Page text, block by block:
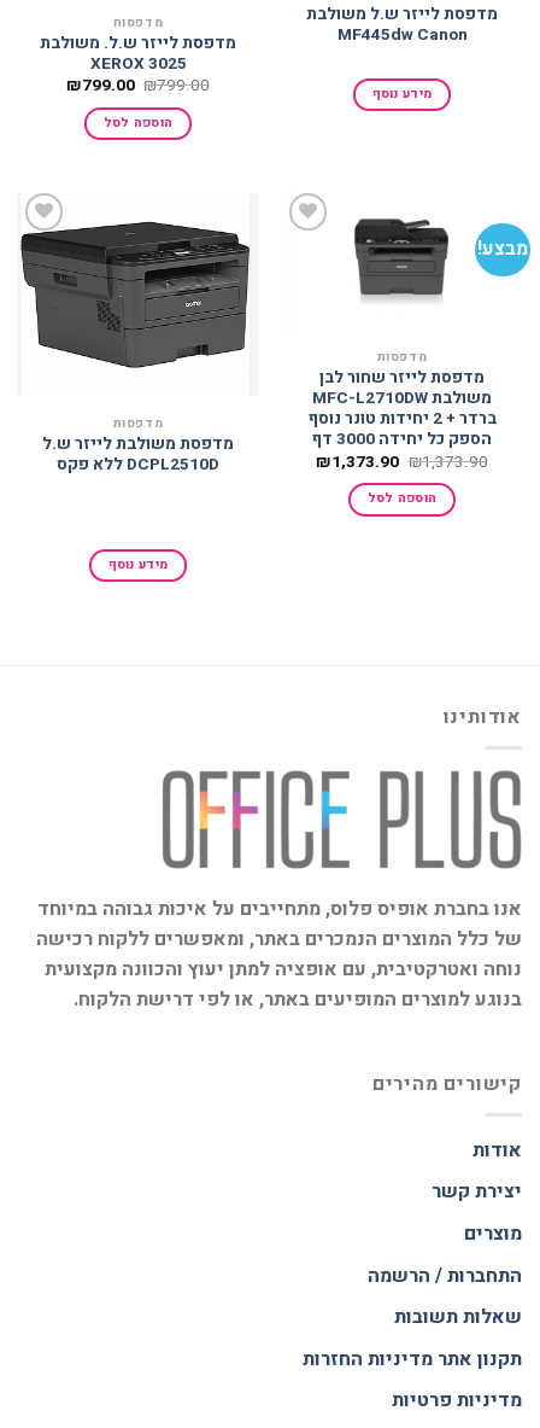
מדפסת לייזר ש.ל משולבת
MF445dw Canon
מידע נוסף
מדפסות
מדפסת לייזר ש.ל. משולבת
XEROX 3025
₪799.00 המחיר
היה:
₪799.00.
₪799.00 המחיר
הוספה לסל
מבצע!
מדפסות
מדפסת לייזר שחור לבן
משולבת ‎MFC-L2710DW
ברדר + 2 יחידות טונר נוסף
הספק כל יחידה 3000 דף
₪1,373.90 המחיר
היה:
₪1,373.90.
₪1,373.90 המחיר
הוספה לסל
הוסף
מדפסות
מדפסת משולבת לייזר ש.ל
DCPL2510D ללא פקס
מידע נוסף
אודותינו
אנו בחברת אופיס פלוס, מתחייבים על איכות גבוהה במיוחד
של כלל המוצרים הנמכרים באתר, ומאפשרים ללקוח רכישה
נוחה ואטרקטיבית, עם אופציה למתן יעוץ והכוונה מקצועית
בנוגע למוצרים המופיעים באתר, או לפי דרישת הלקוח.
קישורים מהירים
אודות
יצירת קשר
מוצרים
התחברות / הרשמה
שאלות תשובות
תקנון אתר מדיניות החזרות
מדיניות פרטיות